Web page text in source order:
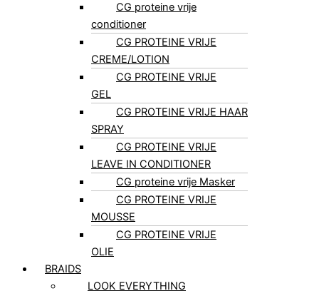
CG proteine vrije
conditioner
CG PROTEINE VRIJE
CREME/LOTION
CG PROTEINE VRIJE
GEL
CG PROTEINE VRIJE HAAR
SPRAY
CG PROTEINE VRIJE
LEAVE IN CONDITIONER
CG proteine vrije Masker
CG PROTEINE VRIJE
MOUSSE
CG PROTEINE VRIJE
OLIE
BRAIDS
LOOK EVERYTHING